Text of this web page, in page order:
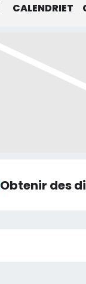
CALENDRIET
Obtenir des